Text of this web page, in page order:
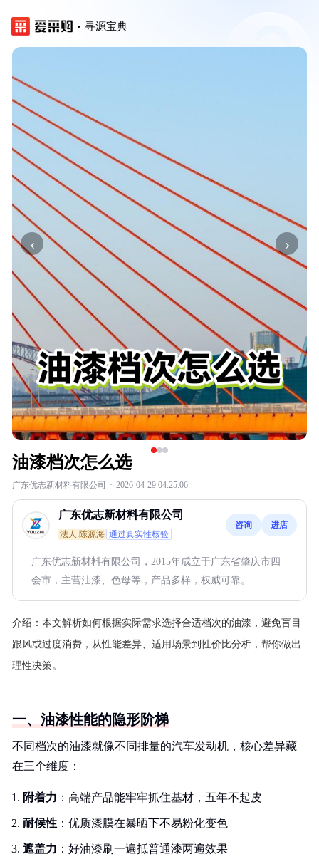
寻源宝典
‹ ›
油漆档次怎么选
广东优志新材料有限公司 · 2026-04-29 04:25:06
广东优志新材料有限公司
法人:陈源海 通过真实性核验
咨询 进店
广东优志新材料有限公司，2015年成立于广东省肇庆市四
会市，主营油漆、色母等，产品多样，权威可靠。
介绍： 本文解析如何根据实际需求选择合适档次的油漆，避免盲目
跟风或过度消费，从性能差异、适用场景到性价比分析，帮你做出
理性决策。
一、油漆性能的隐形阶梯
不同档次的油漆就像不同排量的汽车发动机，核心差异藏
在三个维度：
附着力 ：高端产品能牢牢抓住基材，五年不起皮
耐候性 ：优质漆膜在暴晒下不易粉化变色
遮盖力 ：好油漆刷一遍抵普通漆两遍效果